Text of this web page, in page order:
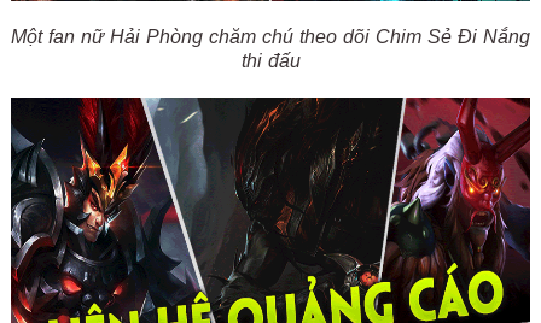
Một fan nữ Hải Phòng chăm chú theo dõi Chim Sẻ Đi Nắng
thi đấu